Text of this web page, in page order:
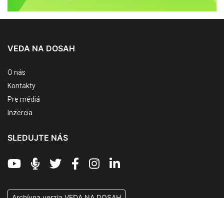
VEDA NA DOSAH
O nás
Kontakty
Pre médiá
Inzercia
SLEDUJTE NÁS